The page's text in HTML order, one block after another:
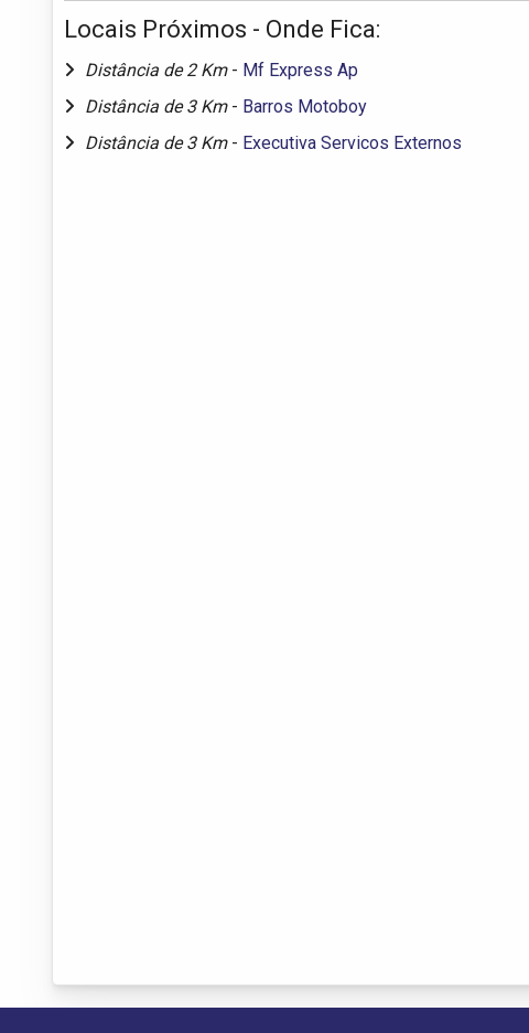
Locais Próximos - Onde Fica:
Distância de 2 Km - Mf Express Ap
Distância de 3 Km - Barros Motoboy
Distância de 3 Km - Executiva Servicos Externos